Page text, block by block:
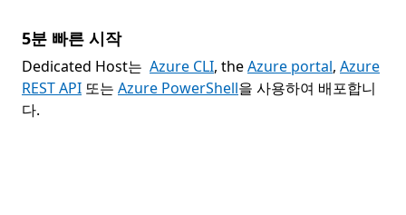
5분 빠른 시작
Dedicated Host는 Azure CLI, theAzure portal, Azure
REST API 또는 Azure PowerShell을 사용하여 배포합니
다.